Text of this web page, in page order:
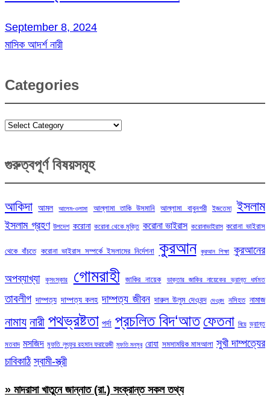
September 8, 2024
মাসিক আদর্শ নারী
Categories
Categories
গুরুত্বপূর্ণ বিষয়সমূহ
আকিদা আমল আলেম-ওলামা আল্লামা তাকি উসমানি আল্লামা বাবুনগরী ইজতেমা ইসলাম
ইসলাম গ্রহণ উপদেশ করোনা করোনা থেকে মুক্তি করোনা ভাইরাস করোনাভাইরাস করোনা ভাইরাস
থেকে বাঁচতে করোনা ভাইরাস সম্পর্কে ইসলামের নির্দেশনা কুরআন কুরআন শিক্ষা কুরআনের
অপব্যাখ্যা কুসংস্কার গোমরাহী জাকির নায়েক ডাক্তার জাকির নায়েকের ভ্রান্ত ধর্মমত
তাবলীগ দাম্পত্য দাম্পত্য কলহ দাম্পত্য জীবন দারুল উলুম দেওবন্দ দেওবন্দ নসিহত নামাজ
নামায নারী পথভ্রষ্টতা পর্দা প্রচলিত বিদ‘আত ফেতনা বিয়ে ভ্রান্ত
মতবাদ মসজিদ মুফতি লুৎফুর রহমান ফরায়েজী মুফতি মনসুর রোযা সমসাময়িক মাসআলা সুখী দাম্পত্যের
চাবিকাঠি স্বামী-স্ত্রী
» মাদরাসা খাতুনে জান্নাত (রা.) সংক্রান্ত সকল তথ্য